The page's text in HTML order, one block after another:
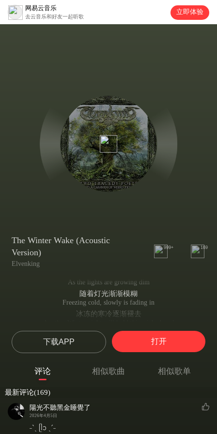
网易云音乐
去云音乐和好友一起听歌
立即体验
The Winter Wake (Acoustic
Version)
Elvenking
999+ 169
As the lights are growing dim
随着灯光渐渐模糊
Freezing cold, slowly is fading in
冰冻的寒冷逐渐褪去
这邪恶的灵魂将附入冬夜
I will wait for the new Sun to rise
我会等待新的太阳升起
我在黑暗中失明 见证着我的消亡
The lands are dressed in the purest white
下载APP 打开
评论 相似歌曲 相似歌单
最新评论(169)
陽光不聽黑金睡覺了
2026年4月5日
˗ˋˏ ᥫᩣ ˎˊ˗